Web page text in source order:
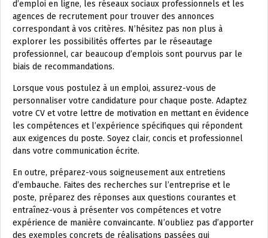
d’emploi en ligne, les réseaux sociaux professionnels et les
agences de recrutement pour trouver des annonces
correspondant à vos critères. N’hésitez pas non plus à
explorer les possibilités offertes par le réseautage
professionnel, car beaucoup d’emplois sont pourvus par le
biais de recommandations.
Lorsque vous postulez à un emploi, assurez-vous de
personnaliser votre candidature pour chaque poste. Adaptez
votre CV et votre lettre de motivation en mettant en évidence
les compétences et l’expérience spécifiques qui répondent
aux exigences du poste. Soyez clair, concis et professionnel
dans votre communication écrite.
En outre, préparez-vous soigneusement aux entretiens
d’embauche. Faites des recherches sur l’entreprise et le
poste, préparez des réponses aux questions courantes et
entraînez-vous à présenter vos compétences et votre
expérience de manière convaincante. N’oubliez pas d’apporter
des exemples concrets de réalisations passées qui